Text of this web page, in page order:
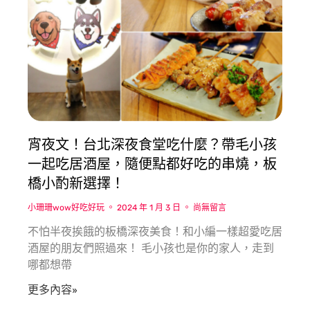
宵夜文！台北深夜食堂吃什麼？帶毛小孩
一起吃居酒屋，隨便點都好吃的串燒，板
橋小酌新選擇！
小珊珊wow好吃好玩 2024 年 1 月 3 日 尚無留言
不怕半夜挨餓的板橋深夜美食！和小編一樣超愛吃居
酒屋的朋友們照過來！ 毛小孩也是你的家人，走到
哪都想帶
更多內容»